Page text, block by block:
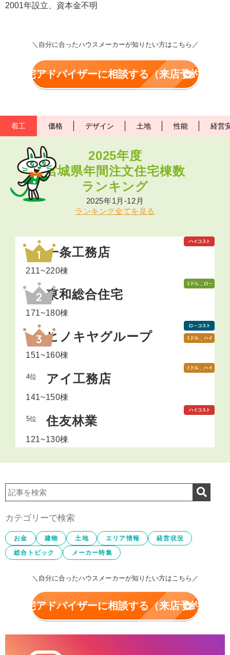
2001年設立、資本金不明
＼自分に合ったハウスメーカーが知りたい方はこちら／
住宅アドバイザーに相談する（来店予約）
着工 価格 デザイン 土地 性能 経営
2025年度
宮城県年間注文住宅棟数
ランキング
2025年1月-12月
ランキング全てを見る
一条工務店
211~220棟
一条工務店宮城、一条工務店仙台
東和総合住宅
171~180棟
アイフルホーム、アイムの家、Style+Home
ヒノキヤグループ
151~160棟
4位 アイ工務店
141~150棟
5位 住友林業
121~130棟
カテゴリーで検索
お金 建物 土地 エリア情報
経営状況
総合トピック
メーカー特集
＼自分に合ったハウスメーカーが知りたい方はこちら／
住宅アドバイザーに相談する（来店予約）